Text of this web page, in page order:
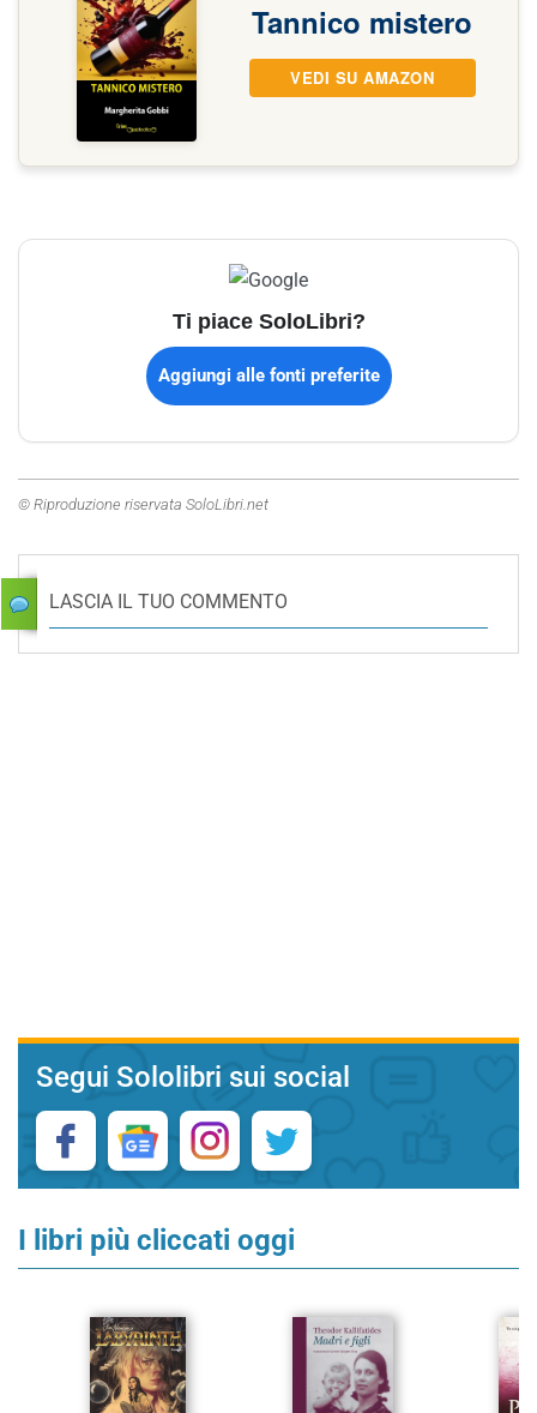
Tannico mistero
VEDI SU AMAZON
Ti piace SoloLibri?
Aggiungi alle fonti preferite
© Riproduzione riservata SoloLibri.net
LASCIA IL TUO COMMENTO
Segui Sololibri sui social
I libri più cliccati oggi